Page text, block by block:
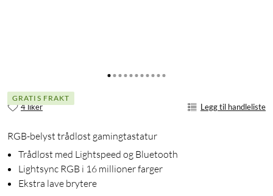
GRATIS FRAKT
4 liker Legg til handleliste
RGB-belyst trådløst gamingtastatur
Trådløst med Lightspeed og Bluetooth
Lightsync RGB i 16 millioner farger
Ekstra lave brytere